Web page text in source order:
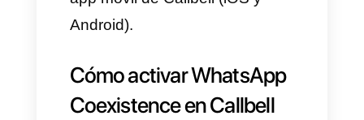
WhatsApp Coexistence
Sin interrupciones